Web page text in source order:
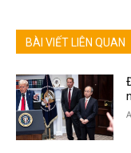
BÀI VIẾT LIÊN QUAN